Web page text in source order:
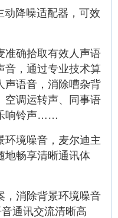
降噪适配器，可效
确拾取有效人声语
音，通过专业技术算
声语音，消除嘈杂背
空调运转声、同事语
响铃声……
境噪音，麦尔迪主
地畅享清晰通讯体
消除背景环境噪音
通讯交流清晰高